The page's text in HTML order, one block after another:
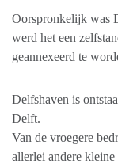
Oorspronkelijk was
werd het een
geannexeerd te
Delfshaven is
Delft.
Van de vroegere
allerlei andere